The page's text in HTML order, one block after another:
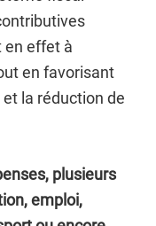
en effet à
en favorisant
et la réduction de
plusieurs
emploi,